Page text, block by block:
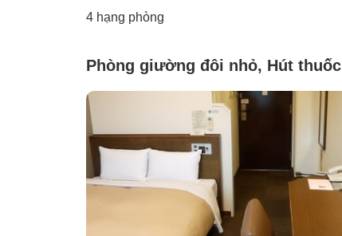
4 hạng phòng
Phòng giường đôi nhỏ, Hút thuốc